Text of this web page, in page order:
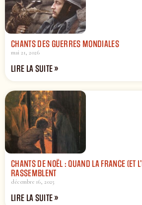
CHANTS DES GUERRES MONDIALES
mai 21, 2026
LIRE LA SUITE »
CHANTS DE NOËL : QUAND LA FRANCE (ET
RASSEMBLENT
décembre 16, 2025
LIRE LA SUITE »